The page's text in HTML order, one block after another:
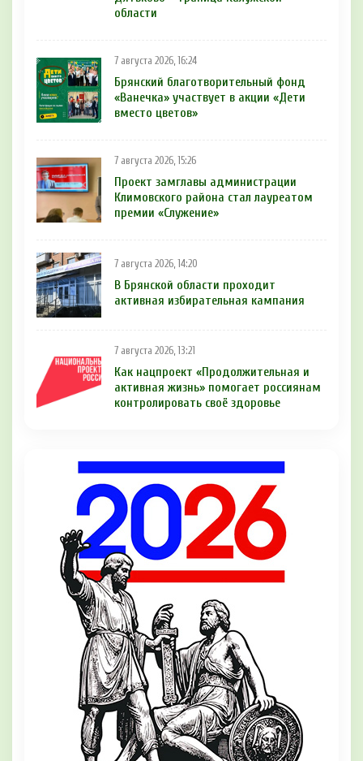
области
7 августа 2026, 16:24
Брянский благотворительный фонд
«Ванечка» участвует в акции «Дети
вместо цветов»
7 августа 2026, 15:26
Проект замглавы администрации
Климовского района стал лауреатом
премии «Служение»
7 августа 2026, 14:20
В Брянской области проходит
активная избирательная кампания
7 августа 2026, 13:21
Как нацпроект «Продолжительная и
активная жизнь» помогает россиянам
контролировать своё здоровье